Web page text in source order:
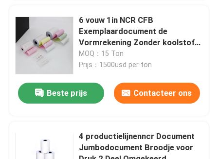
A4 Exemplaardocument
Cellofaandocument
Thermisch document die machine scheuren
Document die Machine omzetten
6 vouw 1in NCR CFB
Exemplaardocument de
Vormrekening Zonder koolstof
van de Drukcomputer
MOQ：15 Ton
Prijs：1500usd per ton
Beste prijs Contacteer ons
4 productielijnenncr Document
Jumbodocument Broodje voor